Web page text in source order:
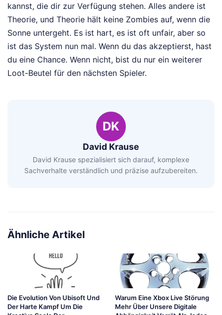
kannst, die dir zur Verfügung stehen. Alles andere ist
Theorie, und Theorie hält keine Zombies auf, wenn die
Sonne untergeht. Es ist hart, es ist oft unfair, aber so
ist das System nun mal. Wenn du das akzeptierst, hast
du eine Chance. Wenn nicht, bist du nur ein weiterer
Loot-Beutel für den nächsten Spieler.
DK
David Krause
David Krause spezialisiert sich darauf, komplexe
Sachverhalte verständlich und präzise aufzubereiten.
Ähnliche Artikel
Die Evolution Von Ubisoft Und
Der Harte Kampf Um Die
Warum Eine Xbox Live Störung
Mehr Über Unsere Digitale